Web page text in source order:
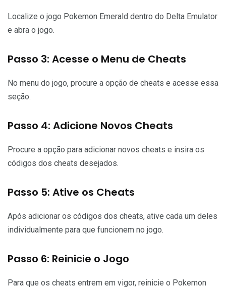
Localize o jogo Pokemon Emerald dentro do Delta Emulator
e abra o jogo.
Passo 3: Acesse o Menu de Cheats
No menu do jogo, procure a opção de cheats e acesse essa
seção.
Passo 4: Adicione Novos Cheats
Procure a opção para adicionar novos cheats e insira os
códigos dos cheats desejados.
Passo 5: Ative os Cheats
Após adicionar os códigos dos cheats, ative cada um deles
individualmente para que funcionem no jogo.
Passo 6: Reinicie o Jogo
Para que os cheats entrem em vigor, reinicie o Pokemon